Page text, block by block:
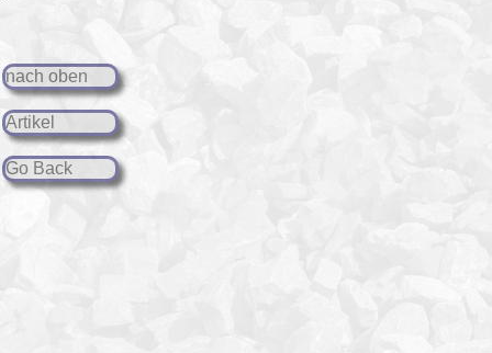
nach oben
Artikel
Go Back